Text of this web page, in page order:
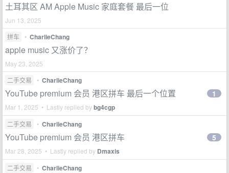
土耳其区 AM Apple Music 家庭套餐 最后一位
Jun 13, 2025
拼车
• CharlieChang
apple music 又涨价了？
May 23, 2025
二手交易
• CharlieChang
YouTube premium 会员 港区拼车 最后一个位置
Mar 1, 2025 • Lastly replied bybg4cgp
1
二手交易 • CharlieChang
YouTube premium 会员 港区拼车
Mar 28, 2025 • Lastly replied by Dmaxis
5
二手交易 • CharlieChang